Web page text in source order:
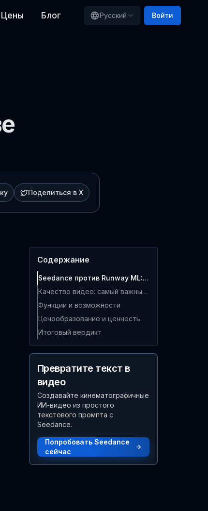
Цены Блог Русский Войти
Поделиться в X
Содержание
Seedance против Runway ML: таблица быстрого сравнения
Качество видео: самый важный фактор
Функции и возможности
Ценообразование и ценность
Итоговый вердикт
Превратите текст в
видео
Создавайте кинематографичные
ИИ-видео из простого
текстового промпта с
Seedance.
Попробовать Seedance
сейчас